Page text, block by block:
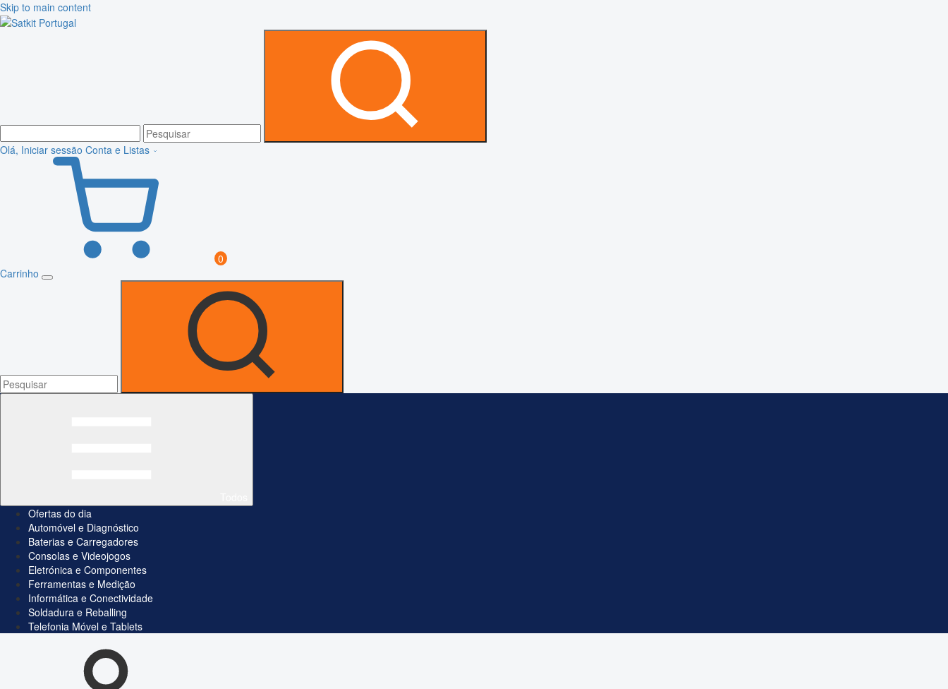
Skip to main content
Olá, Iniciar sessão Conta e Listas
0
Carrinho
Ofertas do dia
Automóvel e Diagnóstico
Baterias e Carregadores
Consolas e Videojogos
Eletrónica e Componentes
Ferramentas e Medição
Informática e Conectividade
Soldadura e Reballing
Telefonia Móvel e Tablets